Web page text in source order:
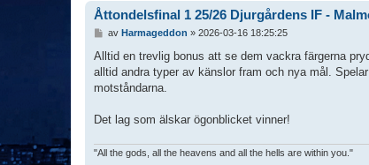
Åttondelsfinal 1 25/26 Djurgårdens IF -
l
ä
g
g
av Harmageddon » 2026-03-16 18:25:25
Alltid en trevlig bonus att se dem vackra färgerna
alltid andra typer av känslor fram och nya mål.
motståndarna.
Det lag som älskar ögonblicket vinner!
"All the gods, all the heavens and all the hells are within you."